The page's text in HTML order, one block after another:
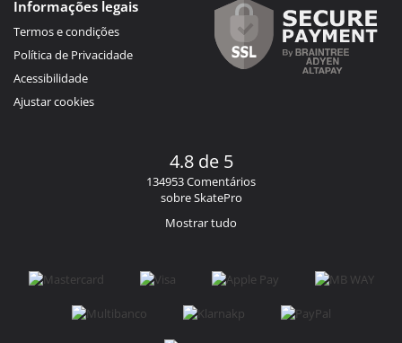
Informações legais
Termos e condições
Política de Privacidade
Acessibilidade
Ajustar cookies
4.8 de 5
134953 Comentários
sobre SkatePro
Mostrar tudo